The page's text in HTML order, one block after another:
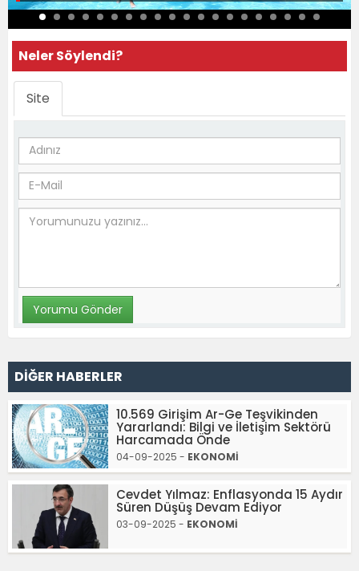
Neler Söylendi?
Site
DİĞER HABERLER
10.569 Girişim Ar-Ge Teşvikinden
Yararlandı: Bilgi ve İletişim Sektörü
Harcamada Önde
04-09-2025 - EKONOMİ
Cevdet Yılmaz: Enflasyonda 15 Aydır
Süren Düşüş Devam Ediyor
03-09-2025 - EKONOMİ